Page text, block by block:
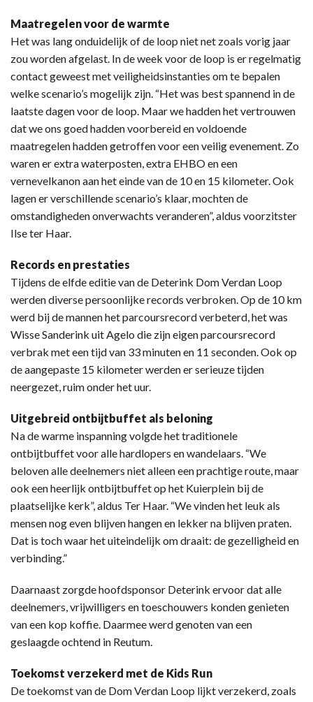
Maatregelen voor de warmte
Het was lang onduidelijk of de loop niet net zoals vorig jaar
zou worden afgelast. In de week voor de loop is er regelmatig
contact geweest met veiligheidsinstanties om te bepalen
welke scenario’s mogelijk zijn. “Het was best spannend in de
laatste dagen voor de loop. Maar we hadden het vertrouwen
dat we ons goed hadden voorbereid en voldoende
maatregelen hadden getroffen voor een veilig evenement. Zo
waren er extra waterposten, extra EHBO en een
vernevelkanon aan het einde van de 10 en 15 kilometer. Ook
lagen er verschillende scenario’s klaar, mochten de
omstandigheden onverwachts veranderen”, aldus voorzitster
Ilse ter Haar.
Records en prestaties
Tijdens de elfde editie van de Deterink Dom Verdan Loop
werden diverse persoonlijke records verbroken. Op de 10 km
werd bij de mannen het parcoursrecord verbeterd, het was
Wisse Sanderink uit Agelo die zijn eigen parcoursrecord
verbrak met een tijd van 33 minuten en 11 seconden. Ook op
de aangepaste 15 kilometer werden er serieuze tijden
neergezet, ruim onder het uur.
Uitgebreid ontbijtbuffet als beloning
Na de warme inspanning volgde het traditionele
ontbijtbuffet voor alle hardlopers en wandelaars. “We
beloven alle deelnemers niet alleen een prachtige route, maar
ook een heerlijk ontbijtbuffet op het Kuierplein bij de
plaatselijke kerk”, aldus Ter Haar. “We vinden het leuk als
mensen nog even blijven hangen en lekker na blijven praten.
Dat is toch waar het uiteindelijk om draait: de gezelligheid en
verbinding.”
Daarnaast zorgde hoofdsponsor Deterink ervoor dat alle
deelnemers, vrijwilligers en toeschouwers konden genieten
van een kop koffie. Daarmee werd genoten van een
geslaagde ochtend in Reutum.
Toekomst verzekerd met de Kids Run
De toekomst van de Dom Verdan Loop lijkt verzekerd, zoals